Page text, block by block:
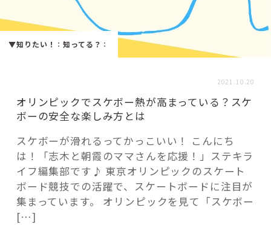
HAREL HAREL
活用事例
「モノ」
fleXe リノベ事例
「ひと」
▼知りたい！ ：知ってる？ ：
2021.10.20
オリンピックでスケボー熱が高まっている？スケ
ボーの安全な楽しみ方とは
スケボーが滑れるってかっこいい！ こんにち
は！「志木と朝霞のママさんを応援！」ステキラ
イフ編集部です♪ 東京オリンピックのスケート
ボード競技での活躍で、スケートボードに注目が
集まっています。 オリンピックを見て「スケボー
[…]